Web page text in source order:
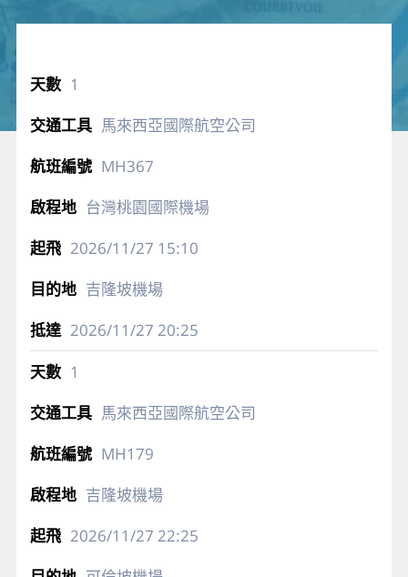
1
馬來西亞國際航空公司
MH367
台灣桃園國際機場
2026/11/27 15:10
吉隆坡機場
2026/11/27 20:25
1
馬來西亞國際航空公司
MH179
吉隆坡機場
2026/11/27 22:25